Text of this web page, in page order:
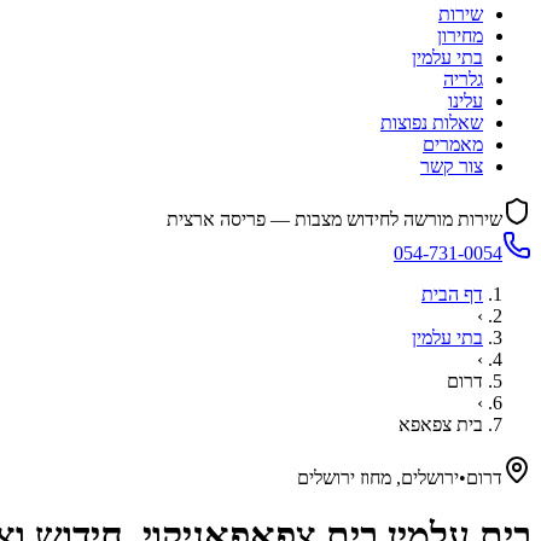
שירות
מחירון
בתי עלמין
גלריה
עלינו
שאלות נפוצות
מאמרים
צור קשר
שירות מורשה לחידוש מצבות — פריסה ארצית
054-731-0054
דף הבית
›
בתי עלמין
›
דרום
›
בית צפאפא
דרום•ירושלים, מחוז ירושלים